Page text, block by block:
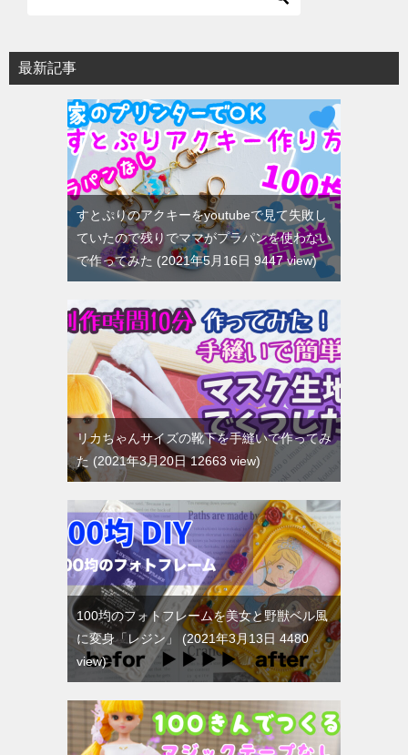
最新記事
すとぷりのアクキーをyoutubeで見て失敗し
ていたので残りでママがプラパンを使わない
で作ってみた
2021年5月16日 9447 view
リカちゃんサイズの靴下を手縫いで作ってみ
た
2021年3月20日 12663 view
100均のフォトフレームを美女と野獣ベル風
に変身「レジン」
2021年3月13日 4480
view